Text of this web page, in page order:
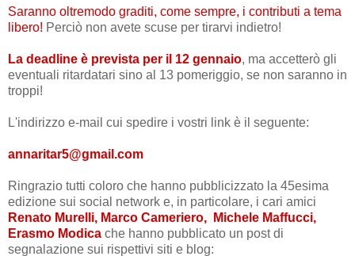
Saranno oltremodo graditi, come sempre, i contributi a tema
libero! Perciò non avete scuse per tirarvi indietro!
La deadline è prevista per il 12 gennaio, ma accetterò gli
eventuali ritardatari sino al 13 pomeriggio, se non saranno in
troppi!
L'indirizzo e-mail cui spedire i vostri link è il seguente:
annaritar5@gmail.com
Ringrazio tutti coloro che hanno pubblicizzato la 45esima
edizione sui social network e, in particolare, i cari amici
Renato Murelli, Marco Cameriero, Michele Maffucci,
Erasmo Modica che hanno pubblicato un post di
segnalazione sui rispettivi siti e blog: